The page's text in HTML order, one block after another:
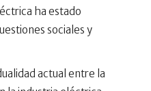
ha estado
sociales y
actual entre la